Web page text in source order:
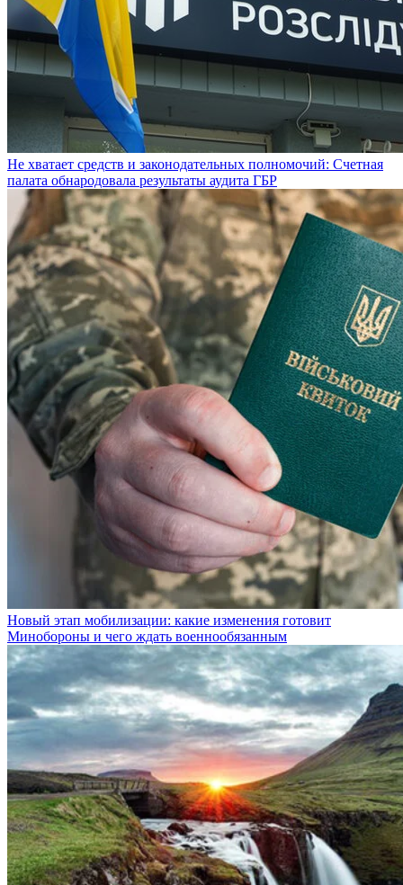
Не хватает средств и законодательных полномочий: Счетная
палата обнародовала результаты аудита ГБР
Новый этап мобилизации: какие изменения готовит
Минобороны и чего ждать военнообязанным